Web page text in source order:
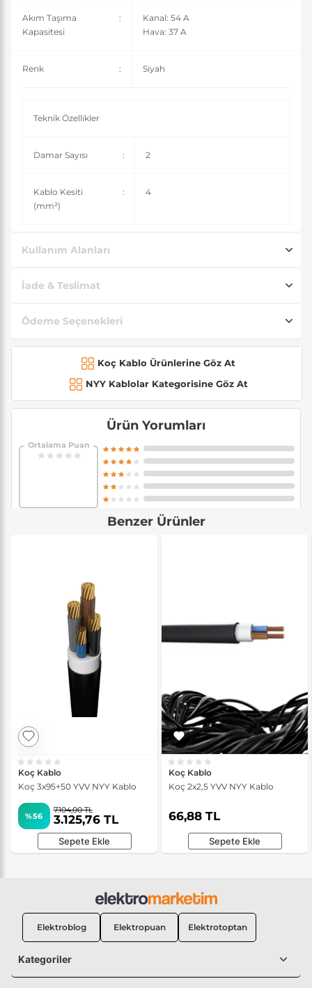
Akım Taşıma
Kapasitesi
:
Kanal: 54 A
Hava: 37 A
Renk : Siyah
Teknik Özellikler
Damar Sayısı : 2
Kablo Kesiti
(mm²)
: 4
Kullanım Alanları
İade & Teslimat
Ödeme Seçenekleri
Koç Kablo Ürünlerine Göz At
NYY Kablolar Kategorisine Göz At
Ürün Yorumları
Ortalama Puan
Benzer Ürünler
Koç Kablo
Koç 3x95+50 YVV NYY Kablo
%56
7.104,00 TL
3.125,76 TL
Sepete Ekle
Koç Kablo
Koç 2x2,5 YVV NYY Kablo
66,88 TL
Sepete Ekle
Elektroblog Elektropuan Elektrotoptan
Kategoriler